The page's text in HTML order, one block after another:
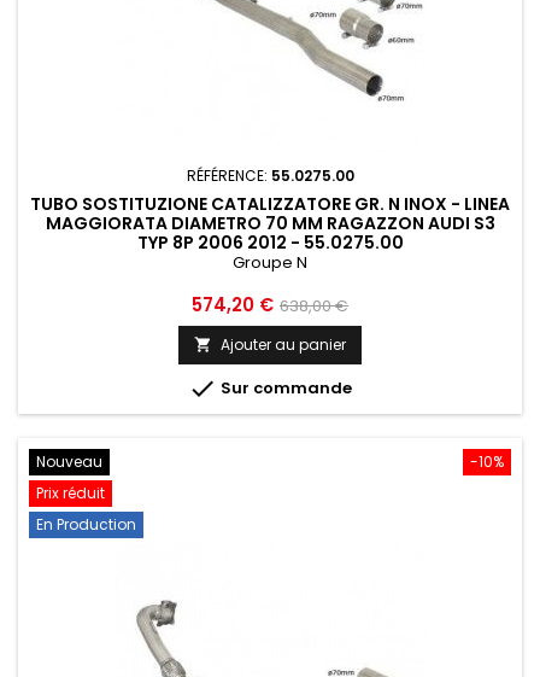
RÉFÉRENCE: 55.0275.00
TUBO SOSTITUZIONE CATALIZZATORE GR. N INOX - LINEA
MAGGIORATA DIAMETRO 70 MM RAGAZZON AUDI S3
TYP 8P 2006 2012 - 55.0275.00
Groupe N
Prix
574,20 € Prix
de
base
638,00 €
 Ajouter au panier
 Sur commande
-10%
Nouveau
Prix réduit
En Production